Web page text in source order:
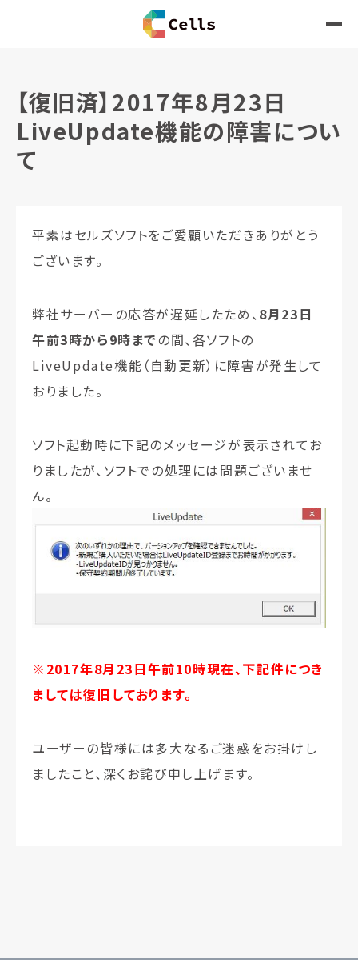
【復旧済】2017年8月23日
LiveUpdate機能の障害につい
て
平素はセルズソフトをご愛顧いただきありがとう
ございます。
弊社サーバーの応答が遅延したため、 8月23日
午前3時から9時まで の間、各ソフトの
LiveUpdate機能（自動更新）に障害が発生して
おりました。
ソフト起動時に下記のメッセージが表示されてお
りましたが、ソフトでの処理には問題ございませ
ん。
※2017年8月23日午前10時現在、下記件につき
ましては復旧しております。
ユーザーの皆様には多大なるご迷惑をお掛けし
ましたこと、深くお詫び申し上げます。